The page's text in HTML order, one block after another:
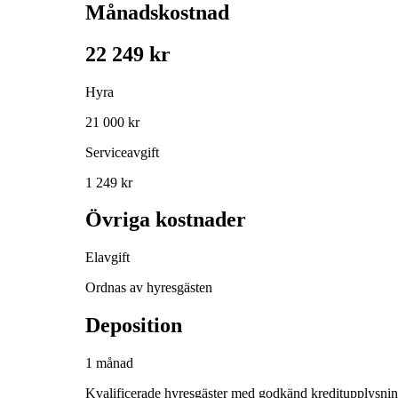
Månadskostnad
22 249 kr
Hyra
21 000 kr
Serviceavgift
1 249 kr
Övriga kostnader
Elavgift
Ordnas av hyresgästen
Deposition
1 månad
Kvalificerade hyresgäster med godkänd